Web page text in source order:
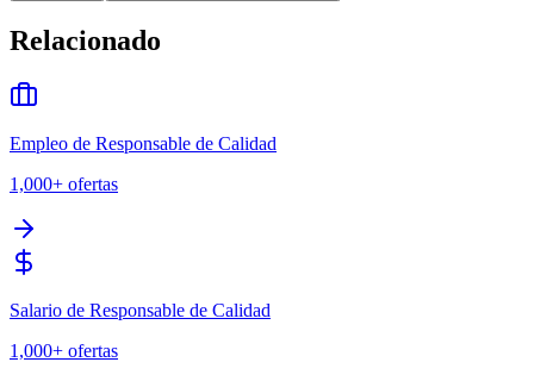
Relacionado
Empleo de Responsable de Calidad
1,000+ ofertas
Salario de Responsable de Calidad
1,000+ ofertas